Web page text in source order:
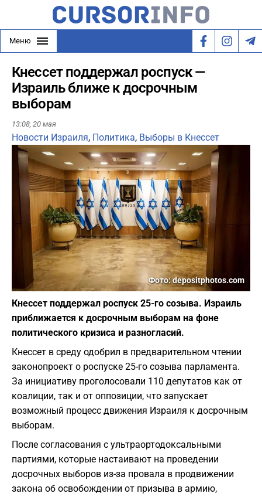
Меню
Кнессет поддержал роспуск —
Израиль ближе к досрочным
выборам
13:08, 20 мая
Новости Израиля, Политика, Выборы в Кнессет
Фото: depositphotos.com
Кнессет поддержал роспуск 25-го созыва. Израиль
приближается к досрочным выборам на фоне
политического кризиса и разногласий.
Кнессет в среду одобрил в предварительном чтении
законопроект о роспуске 25-го созыва парламента.
За инициативу проголосовали 110 депутатов как от
коалиции, так и от оппозиции, что запускает
возможный процесс движения Израиля к досрочным
выборам.
После согласования с ультраортодоксальными
партиями, которые настаивают на проведении
досрочных выборов из-за провала в продвижении
закона об освобождении от призыва в армию,